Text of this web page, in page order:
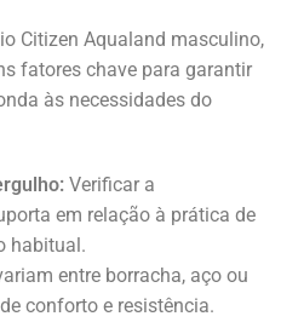
Citizen Aqualand masculino,
fatores chave para garantir
às necessidades do
Verificar a
em relação à prática de
habitual.
entre borracha, aço ou
conforto e resistência.